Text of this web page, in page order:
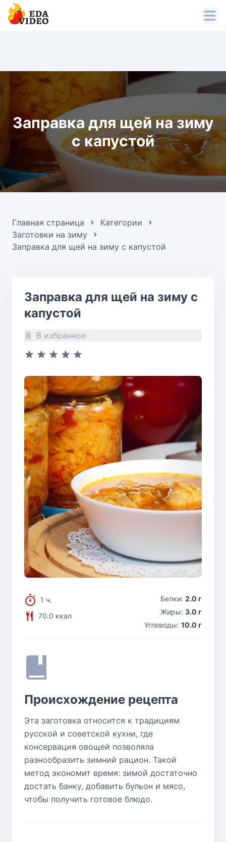
Заправка для щей на зиму
с капустой
Главная страница
Категории
Заготовки на зиму
Заправка для щей на зиму с капустой
Заправка для щей на зиму с
капустой
В избранное
1 ч.
70.0 ккал
Белки: 2.0 г
Жиры: 3.0 г
Углеводы: 10.0 г
Происхождение рецепта
Эта заготовка относится к традициям
русской и советской кухни, где
консервация овощей позволяла
разнообразить зимний рацион. Такой
метод экономит время: зимой достаточно
достать банку, добавить бульон и мясо,
чтобы получить готовое блюдо.